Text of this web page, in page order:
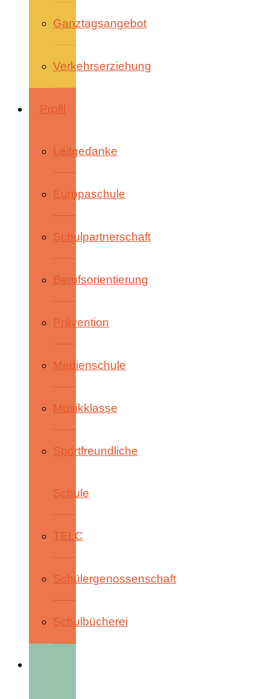
Ganztagsangebot
Verkehrserziehung
Profil
Leitgedanke
Europaschule
Schulpartnerschaft
Berufsorientierung
Prävention
Medienschule
Musikklasse
Sportfreundliche
Schule
TELC
Schülergenossenschaft
Schulbücherei